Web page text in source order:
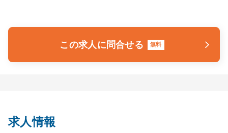
この求人に問合せる 無料
求人情報